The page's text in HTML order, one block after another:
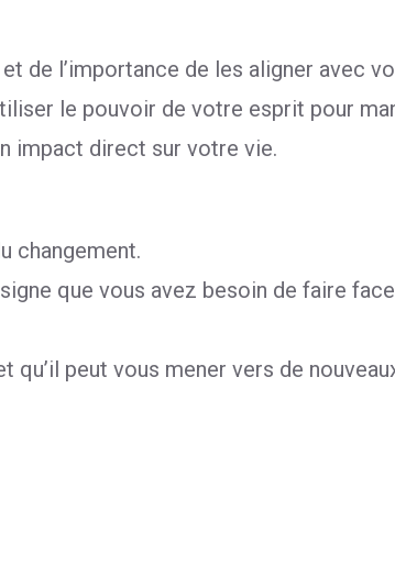
de l’importance de les aligner avec
le pouvoir de votre esprit pour
impact direct sur votre vie.
changement.
que vous avez besoin de faire
peut vous mener vers de